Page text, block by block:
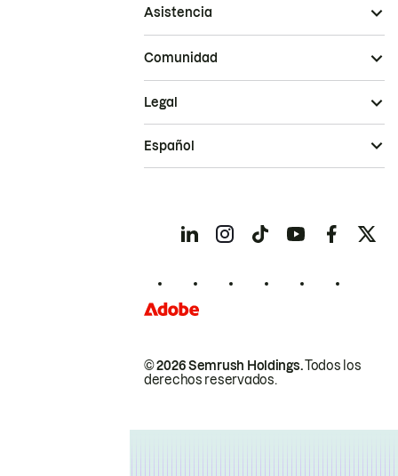
Asistencia
Comunidad
© 2026 Semrush Holdings.Todos los
derechos reservados.
Legal
Español